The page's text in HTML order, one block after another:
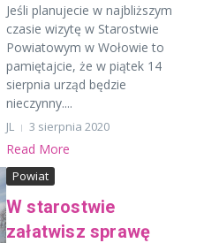
Jeśli planujecie w najbliższym
czasie wizytę w Starostwie
Powiatowym w Wołowie to
pamiętajcie, że w piątek 14
sierpnia urząd będzie
nieczynny....
JL 3 sierpnia 2020
Read More
Powiat
W starostwie
załatwisz sprawę